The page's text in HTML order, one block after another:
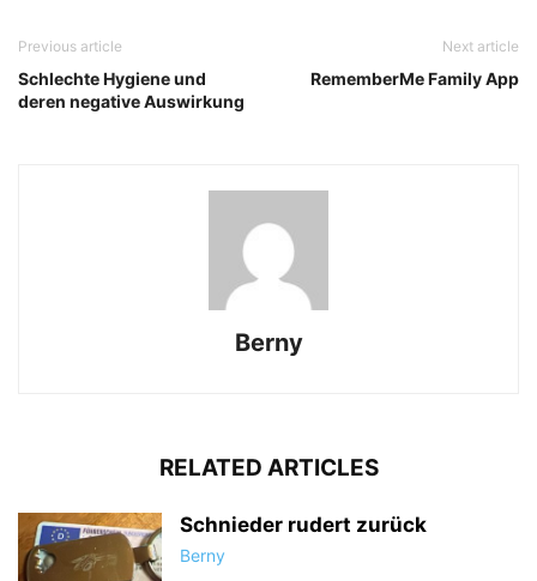
Previous article
Schlechte Hygiene und
deren negative Auswirkung
Next article
RememberMe Family App
Berny
RELATED ARTICLES
Schnieder rudert zurück
Berny